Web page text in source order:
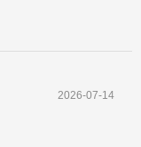
2026-07-14